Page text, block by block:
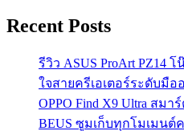
Recent Posts
รีวิว ASUS ProArt PZ14
ใจสายครีเอเตอร์ระดับมื
OPPO Find X9 Ultra สม
BEUS ซูมเก็บทุกโมเมน